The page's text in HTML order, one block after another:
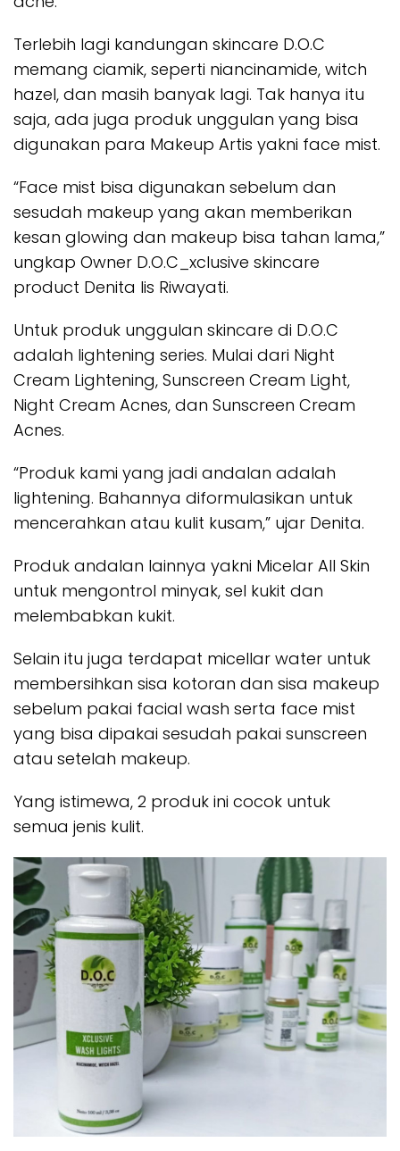
Terlebih lagi kandungan skincare D.O.C
memang ciamik, seperti niancinamide, witch
hazel, dan masih banyak lagi. Tak hanya itu
saja, ada juga produk unggulan yang bisa
digunakan para Makeup Artis yakni face mist.
“Face mist bisa digunakan sebelum dan
sesudah makeup yang akan memberikan
kesan glowing dan makeup bisa tahan lama,”
ungkap Owner D.O.C_xclusive skincare
product Denita Iis Riwayati.
Untuk produk unggulan skincare di D.O.C
adalah lightening series. Mulai dari Night
Cream Lightening, Sunscreen Cream Light,
Night Cream Acnes, dan Sunscreen Cream
Acnes.
“Produk kami yang jadi andalan adalah
lightening. Bahannya diformulasikan untuk
mencerahkan atau kulit kusam,” ujar Denita.
Produk andalan lainnya yakni Micelar All Skin
untuk mengontrol minyak, sel kukit dan
melembabkan kukit.
Selain itu juga terdapat micellar water untuk
membersihkan sisa kotoran dan sisa makeup
sebelum pakai facial wash serta face mist
yang bisa dipakai sesudah pakai sunscreen
atau setelah makeup.
Yang istimewa, 2 produk ini cocok untuk
semua jenis kulit.